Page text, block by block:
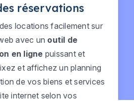
réservations
locations facilement sur
avec un outil de
en ligne puissant et
et affichez un planning
de vos biens et services
internet selon vos